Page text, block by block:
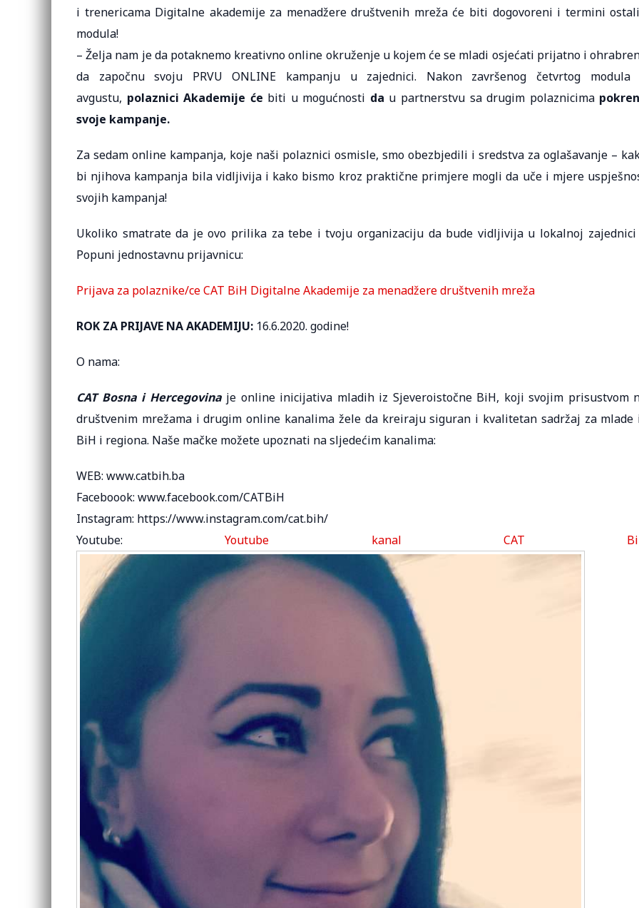
i trenericama Digitalne akademije za menadžere društvenih mreža će biti dogovoreni i termini
modula!
– Želja nam je da potaknemo kreativno online okruženje u kojem će se mladi osjećati prijatno i
da započnu svoju PRVU ONLINE kampanju u zajednici. Nakon završenog četvrtog modula
avgustu, polaznici Akademije će biti u mogućnosti da u partnerstvu sa drugim polaznicima
svoje kampanje.
Za sedam online kampanja, koje naši polaznici osmisle, smo obezbjedili i sredstva za oglašavanje –
bi njihova kampanja bila vidljivija i kako bismo kroz praktične primjere mogli da uče i mjere
svojih kampanja!
Ukoliko smatrate da je ovo prilika za tebe i tvoju organizaciju da bude vidljivija u lokalnoj zajednici
Popuni jednostavnu prijavnicu:
Prijava za polaznike/ce CAT BiH Digitalne Akademije za menadžere društvenih mreža
ROK ZA PRIJAVE NA AKADEMIJU: 16.6.2020. godine!
O nama:
CAT Bosna i Hercegovinaje online inicijativa mladih iz Sjeveroistočne BiH, koji svojim prisustvom
društvenim mrežama i drugim online kanalima žele da kreiraju siguran i kvalitetan sadržaj za mlade
BiH i regiona. Naše mačke možete upoznati na sljedećim kanalima:
WEB: www.catbih.ba
Faceboook: www.facebook.com/CATBiH
Instagram: https://www.instagram.com/cat.bih/
Youtube:Youtube kanal CAT